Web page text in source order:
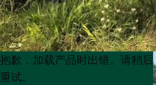
Product
List
Product
List
抱歉，加载产品时出错。请稍后
重试。